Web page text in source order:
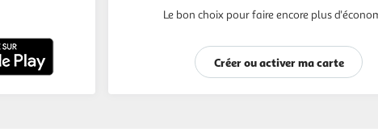
Le bon choix pour faire encore plus
Créer ou activer ma carte